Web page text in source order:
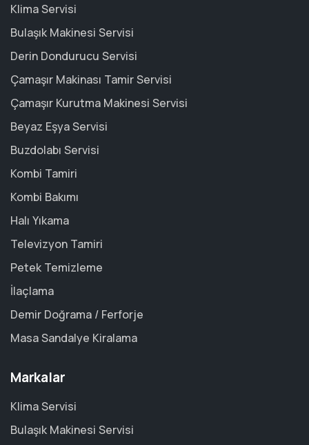
Klima Servisi
Bulaşık Makinesi Servisi
Derin Dondurucu Servisi
Çamaşır Makinası Tamir Servisi
Çamaşır Kurutma Makinesi Servisi
Beyaz Eşya Servisi
Buzdolabı Servisi
Kombi Tamiri
Kombi Bakımı
Halı Yıkama
Televizyon Tamiri
Petek Temizleme
İlaçlama
Demir Doğrama / Ferforje
Masa Sandalye Kiralama
Markalar
Klima Servisi
Bulaşık Makinesi Servisi